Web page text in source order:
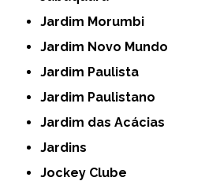
Jardim Morumbi
Jardim Novo Mundo
Jardim Paulista
Jardim Paulistano
Jardim das Acácias
Jardins
Jockey Clube